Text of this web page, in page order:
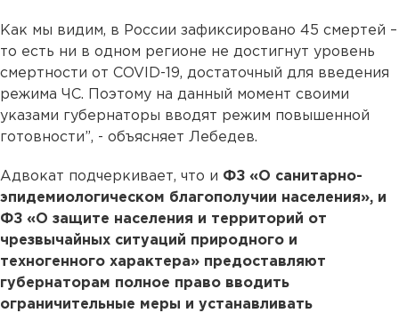
Как мы видим, в России зафиксировано 45 смертей –
то есть ни в одном регионе не достигнут уровень
смертности от COVID-19, достаточный для введения
режима ЧС. Поэтому на данный момент своими
указами губернаторы вводят режим повышенной
готовности”, - объясняет Лебедев.
Адвокат подчеркивает, что и ФЗ «О санитарно-
эпидемиологическом благополучии населения», и
ФЗ «О защите населения и территорий от
чрезвычайных ситуаций природного и
техногенного характера» предоставляют
губернаторам полное право вводить
ограничительные меры и устанавливать